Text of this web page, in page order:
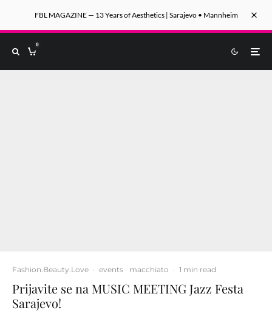
FBL MAGAZINE — 13 Years of Aesthetics | Sarajevo • Mannheim
0
Fashion.Beauty.Love · events macchiato · 1 min read
Prijavite se na MUSIC MEETING Jazz Festa
Sarajevo!